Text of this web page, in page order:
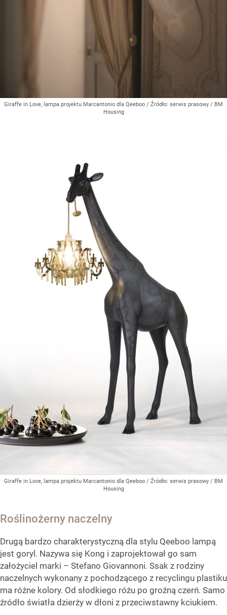
Giraffe in Love, lampa projektu Marcantonio dla Qeeboo / Źródło: serwis prasowy / BM
Housing
Giraffe in Love, lampa projektu Marcantonio dla Qeeboo / Źródło: serwis prasowy / BM
Housing
Roślinożerny naczelny
Drugą bardzo charakterystyczną dla stylu Qeeboo lampą
jest goryl. Nazywa się Kong i zaprojektował go sam
założyciel marki – Stefano Giovannoni. Ssak z rodziny
naczelnych wykonany z pochodzącego z recyclingu plastiku
ma różne kolory. Od słodkiego różu po groźną czerń. Samo
źródło światła dzierży w dłoni z przeciwstawny kciukiem.